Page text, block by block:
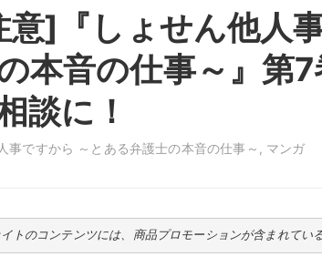
]『しょせん他人
本音の仕事～』第
談に！
事ですから ～とある弁護士の本音の仕事～ マンガ
トのコンテンツには、商品プロモーションが含まれてい